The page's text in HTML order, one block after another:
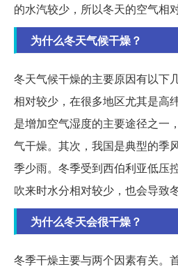
的水汽较少，所以冬天的空气相对
为什么冬天气候干燥？
冬天气候干燥的主要原因有以下
相对较少，在很多地区尤其是高
是增加空气湿度的主要途径之一
气干燥。其次，我国是典型的季
季少雨。冬季受到西伯利亚低压
吹来时水分相对较少，也会导致
为什么冬天会很干燥？
冬季干燥主要与两个因素有关。